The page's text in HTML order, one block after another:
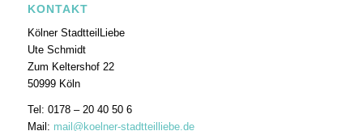
KONTAKT
Kölner StadtteilLiebe
Ute Schmidt
Zum Keltershof 22
50999 Köln
Tel: 0178 – 20 40 50 6
Mail: mail@koelner-stadtteilliebe.de